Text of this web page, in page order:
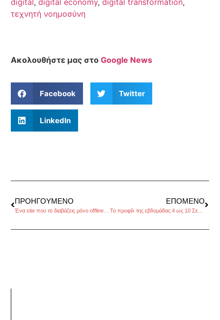
τεχνητή νοημοσύνη
Ακολουθήστε μας στοGoogle News
Facebook Twitter
LinkedIn
ΠΡΟΗΓΟΎΜΕΝΟ ΕΠΌΜΕΝΟ
Το προφίλ της εβδομάδας 4 ως 10 Σεπτεμβρίου 2017, από τον Πέρρη Κρητικό